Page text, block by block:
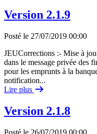
Version 2.1.9
Posté le 27/07/2019 00:00
JEUCorrections :- Mise à
dans le message privée des
pour les emprunts à la
notification...
Lire plus
Version 2.1.8